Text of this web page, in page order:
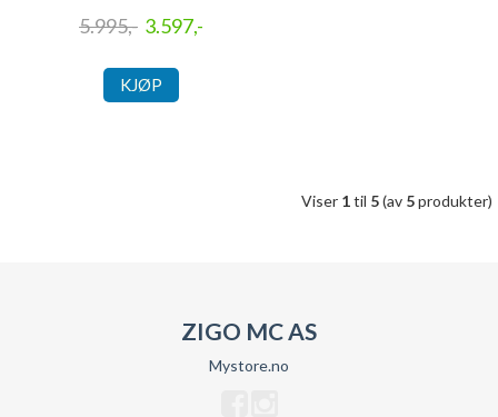
5.995,- 3.597,-
KJØP
Viser 1til 5(av 5produkter)
ZIGO MC AS
Mystore.no